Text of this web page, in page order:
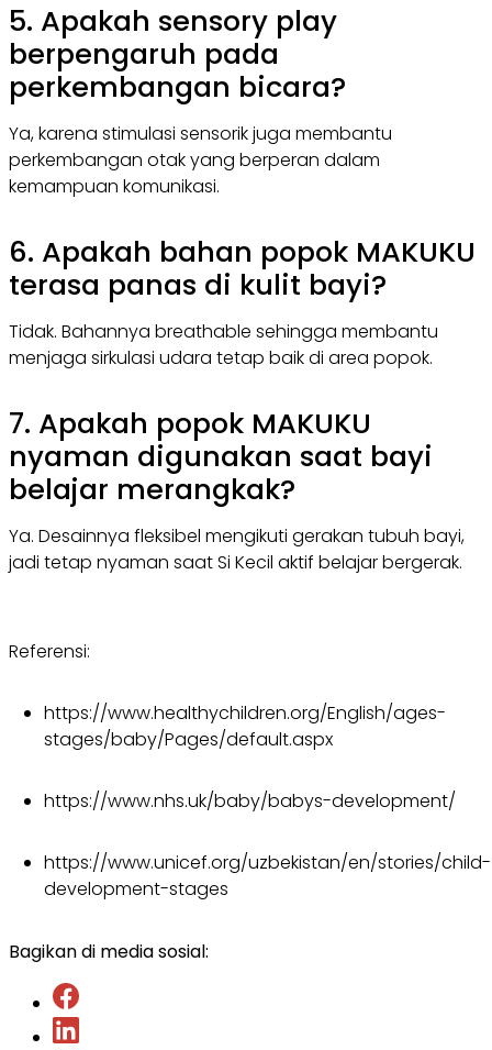
5. Apakah sensory play
berpengaruh pada
perkembangan bicara?
Ya, karena stimulasi sensorik juga membantu
perkembangan otak yang berperan dalam
kemampuan komunikasi.
6. Apakah bahan popok MAKUKU
terasa panas di kulit bayi?
Tidak. Bahannya breathable sehingga membantu
menjaga sirkulasi udara tetap baik di area popok.
7. Apakah popok MAKUKU
nyaman digunakan saat bayi
belajar merangkak?
Ya. Desainnya fleksibel mengikuti gerakan tubuh bayi,
jadi tetap nyaman saat Si Kecil aktif belajar bergerak.
Referensi:
https://www.healthychildren.org/English/ages-
stages/baby/Pages/default.aspx
https://www.nhs.uk/baby/babys-development/
https://www.unicef.org/uzbekistan/en/stories/child-
development-stages
Bagikan di media sosial: